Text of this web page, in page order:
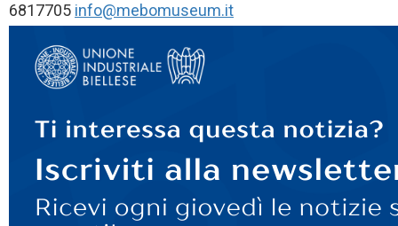
6817705 info@mebomuseum.it